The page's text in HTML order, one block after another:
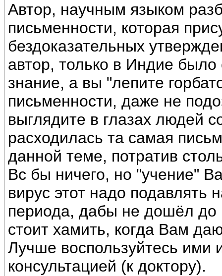
Автор, научным языком
письменности, которая
бездоказательных
автор, только в Индие
знание, а вы "лепите
письменности, даже не
выглядите в глазах людей
расходилась та самая
данной теме, потратив
Вс бы ничего, но "учение"
вирус этот надо подавлять
периода, дабы не дошёл до
стоит хамить, когда Вам
Лучше воспользуйтесь ими
консультацией (к доктору).